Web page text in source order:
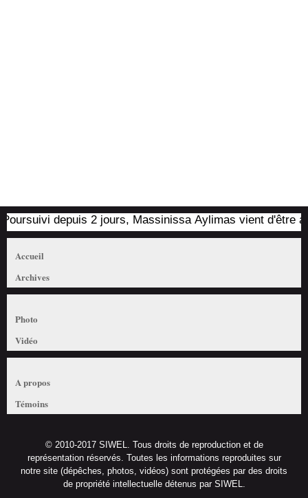
depuis 2 jours, Massinissa Aylimas vient d'être
Accueil
Archives
Photo
Vidéo
A propos
Témoins
© 2010-2017 SIWEL. Tous droits de reproduction et de
représentation réservés. Toutes les informations reproduites sur
notre site (dépêches, photos, vidéos) sont protégées par des droits
de propriété intellectuelle détenus par SIWEL.